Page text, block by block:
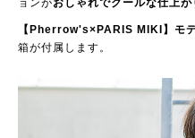
ョンがおしゃれでクールな仕上が
【Pherrow's×PARIS MIKI】モ
箱が付属します。